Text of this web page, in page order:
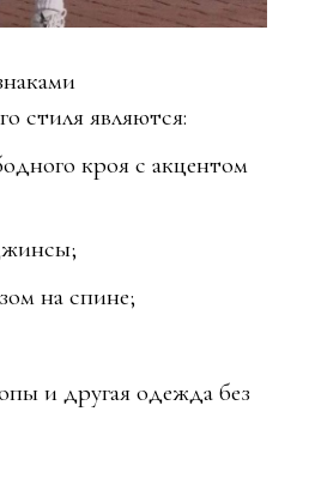
стиля являются:
кроя с акцентом
на спине;
и другая одежда без